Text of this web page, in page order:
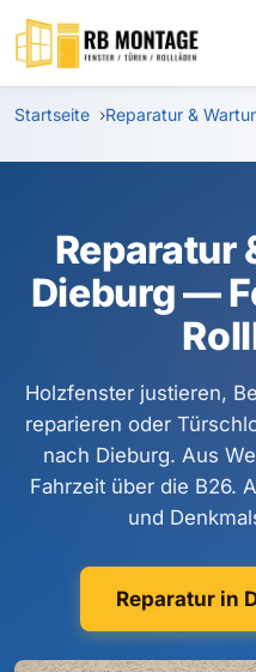
Zum Hauptinhalt springen
Startseite Reparatur &
Reparatur
Dieburg —
Holzfenster justieren,
reparieren oder
nach Dieburg. Aus
Fahrzeit über die B26.
und
Reparatur in